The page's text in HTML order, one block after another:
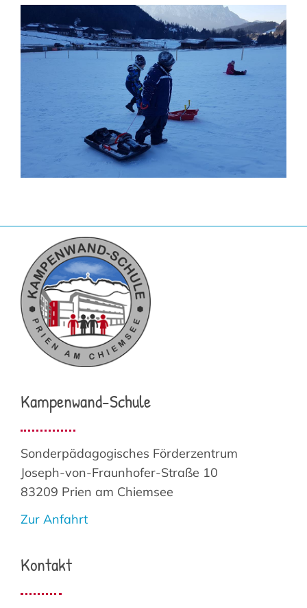
Kampenwand-Schule
Sonderpädagogisches Förderzentrum
Joseph-von-Fraunhofer-Straße 10
83209 Prien am Chiemsee
Zur Anfahrt
Kontakt